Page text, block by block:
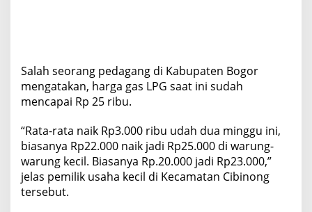
Salah seorang pedagang di Kabupaten Bogor
mengatakan, harga gas LPG saat ini sudah
mencapai Rp 25 ribu.
“Rata-rata naik Rp3.000 ribu udah dua minggu ini,
biasanya Rp22.000 naik jadi Rp25.000 di warung-
warung kecil. Biasanya Rp.20.000 jadi Rp23.000,”
jelas pemilik usaha kecil di Kecamatan Cibinong
tersebut.